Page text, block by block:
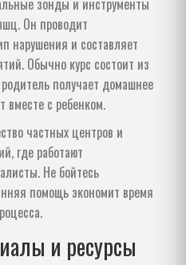
Он проводит
нарушения и составляет
Обычно курс состоит из
получает домашнее
вместе с ребенком.
частных центров и
где работают
Не бойтесь
помощь экономит время
и ресурсы